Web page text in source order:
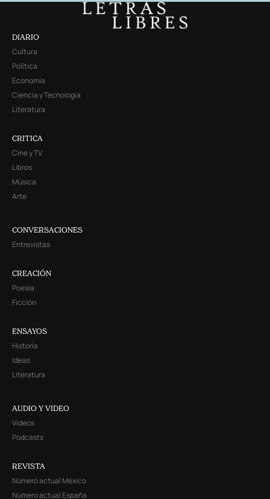
DIARIO
Cultura
Política
Economía
Ciencia y Tecnología
Literatura
CRITICA
Cine y TV
Libros
Música
Arte
CONVERSACIONES
Entrevistas
CREACIÓN
Poesía
Ficción
ENSAYOS
Historia
Ideas
Literatura
AUDIO Y VIDEO
Videos
Podcasts
REVISTA
Número actual México
Número actual España